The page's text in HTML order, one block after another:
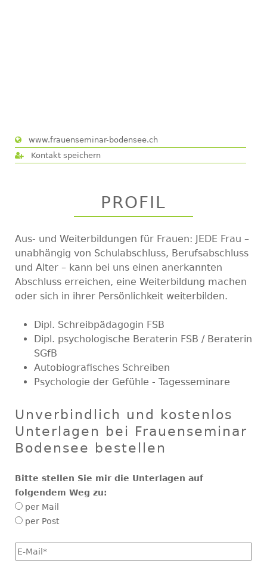
www.frauenseminar-bodensee.ch
Kontakt speichern
PROFIL
Aus- und Weiterbildungen für Frauen: JEDE Frau –
unabhängig von Schulabschluss, Berufsabschluss
und Alter – kann bei uns einen anerkannten
Abschluss erreichen, eine Weiterbildung machen
oder sich in ihrer Persönlichkeit weiterbilden.
Dipl. Schreibpädagogin FSB
Dipl. psychologische Beraterin FSB / Beraterin
SGfB
Autobiografisches Schreiben
Psychologie der Gefühle - Tagesseminare
Unverbindlich und kostenlos
Unterlagen bei Frauenseminar
Bodensee bestellen
Bitte stellen Sie mir die Unterlagen auf
folgendem Weg zu:
per Mail
per Post
E-